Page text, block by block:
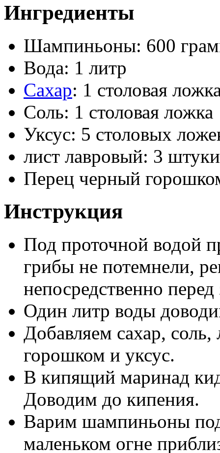
Ингредиенты
Шампиньоны: 600
Вода: 1 литр
Сахар: 1 столовая
Соль: 1 столовая ложка
Уксус: 5 столовых
лист лавровый: 3 штуки
Перец черный
Инструкция
Под проточной водой
грибы не потемнели,
непосредственно
Один литр воды
Добавляем сахар,
горошком и уксус.
В кипящий маринад
Доводим до кипения.
Варим шампиньоны
маленьком огне